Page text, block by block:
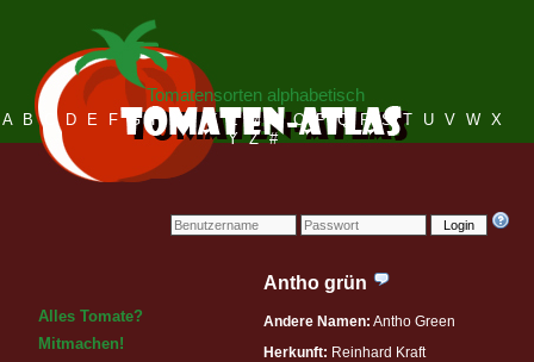
Login
Tomatensorten alphabetisch
A B C D E F G H I J K L M N O P Q R S T U V W X
Y Z #
Alles Tomate?
Mitmachen!
Antho grün
Andere Namen: Antho Green
Herkunft: Reinhard Kraft